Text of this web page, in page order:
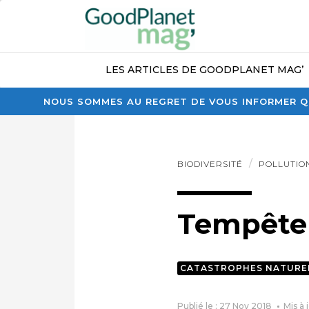
NOUS SOMMES AU REGRET DE VOUS
LES ARTICLES DE GOODPLANET MAG’
BIODIVERSITÉ
CATASTROPHES
Publié le : 27 Nov 2018
Mis à